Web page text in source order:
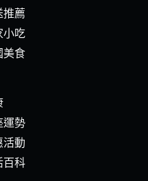
推薦
小吃
美食
運勢
活動
百科